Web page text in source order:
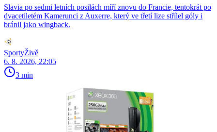
Slavia po sedmi letních posilách míří znovu do Francie, tentokrát po
dvacetiletém Kamerunci z Auxerre, který ve třetí lize střílel góly i
bránil jako wingback.
SportyŽivě
6. 8. 2026, 22:05
3 min